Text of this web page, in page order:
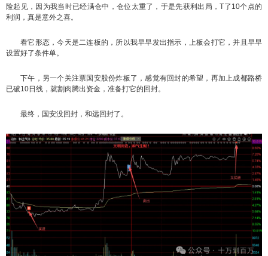
险起见，因为我当时已经满仓中，仓位太重了，于是先获利出局，T了10个点的
利润，真是意外之喜。
看它形态，今天是二连板的，所以我早早发出指示，上板会打它，并且早早
设置好了条件单。
下午，另一个关注票国安股份炸板了，感觉有回封的希望，再加上成都路桥
已破10日线，就割肉腾出资金，准备打它的回封。
最终，国安没回封，和远回封了。